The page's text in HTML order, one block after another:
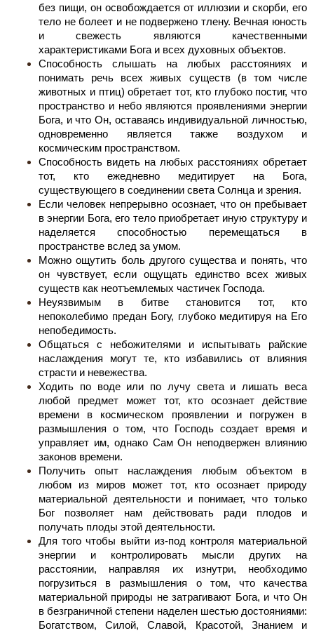
без пищи, он освобождается от иллюзии и скорби, его
тело не болеет и не подвержено тлену. Вечная юность
и свежесть являются качественными
характеристиками Бога и всех духовных объектов.
Способность слышать на любых расстояниях и
понимать речь всех живых существ (в том числе
животных и птиц) обретает тот, кто глубоко постиг, что
пространство и небо являются проявлениями энергии
Бога, и что Он, оставаясь индивидуальной личностью,
одновременно является также воздухом и
космическим пространством.
Способность видеть на любых расстояниях обретает
тот, кто ежедневно медитирует на Бога,
существующего в соединении света Солнца и зрения.
Если человек непрерывно осознает, что он пребывает
в энергии Бога, его тело приобретает иную структуру и
наделяется способностью перемещаться в
пространстве вслед за умом.
Можно ощутить боль другого существа и понять, что
он чувствует, если ощущать единство всех живых
существ как неотъемлемых частичек Господа.
Неуязвимым в битве становится тот, кто
непоколебимо предан Богу, глубоко медитируя на Его
непобедимость.
Общаться с небожителями и испытывать райские
наслаждения могут те, кто избавились от влияния
страсти и невежества.
Ходить по воде или по лучу света и лишать веса
любой предмет может тот, кто осознает действие
времени в космическом проявлении и погружен в
размышления о том, что Господь создает время и
управляет им, однако Сам Он неподвержен влиянию
законов времени.
Получить опыт наслаждения любым объектом в
любом из миров может тот, кто осознает природу
материальной деятельности и понимает, что только
Бог позволяет нам действовать ради плодов и
получать плоды этой деятельности.
Для того чтобы выйти из-под контроля материальной
энергии и контролировать мысли других на
расстоянии, направляя их изнутри, необходимо
погрузиться в размышления о том, что качества
материальной природы не затрагивают Бога, и что Он
в безграничной степени наделен шестью достояниями:
Богатством, Силой, Славой, Красотой, Знанием и